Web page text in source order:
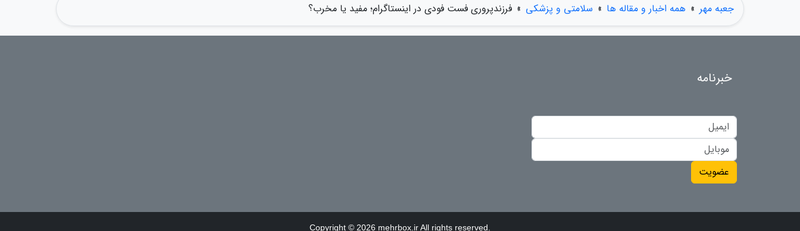
جعبه مهر » همه اخبار و مقاله ها » سلامتی و پزشکی » فرزندپروری فست فودی در اینستاگرام؛ مفید یا مخرب؟
خبرنامه
عضویت
Copyright © 2026 mehrbox.ir All rights reserved.